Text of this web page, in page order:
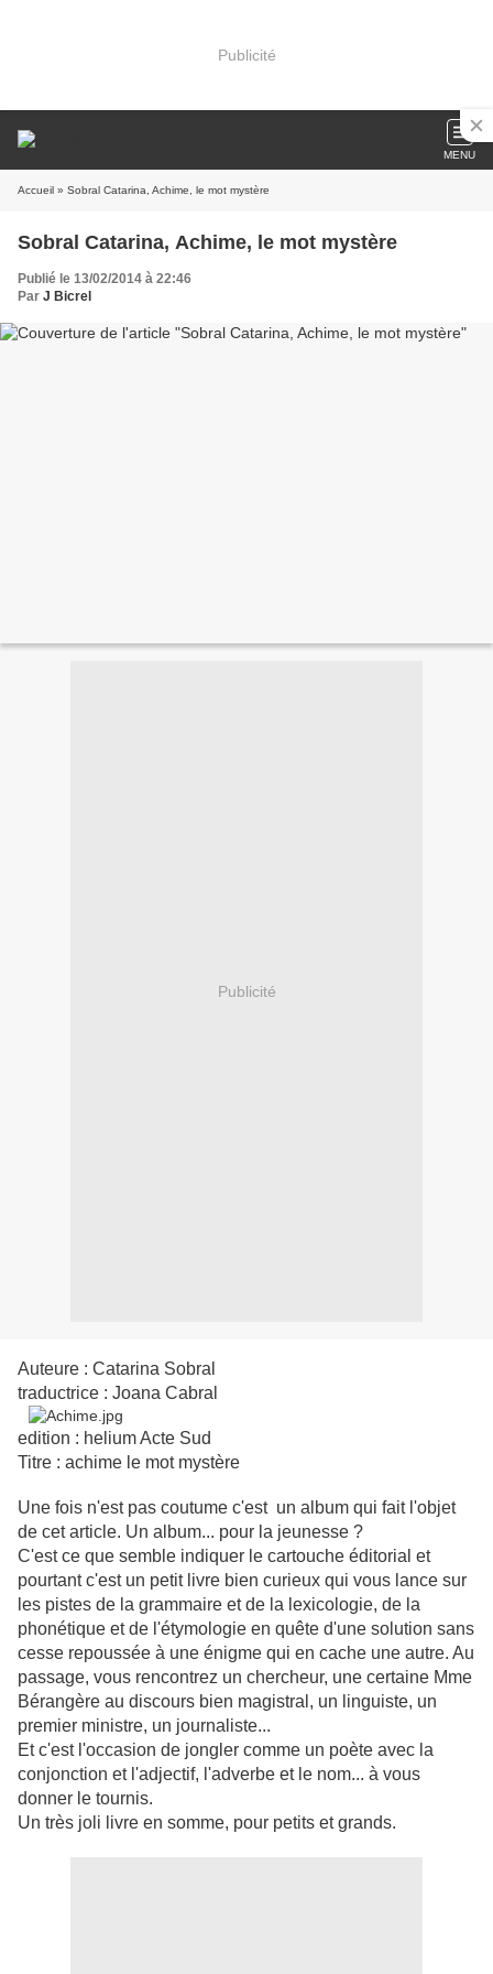
Publicité
MENU
Accueil » Sobral Catarina, Achime, le mot mystère
Sobral Catarina, Achime, le mot mystère
Publié le 13/02/2014 à 22:46
Par J Bicrel
Publicité
Auteure : Catarina Sobral
traductrice : Joana Cabral
edition : helium Acte Sud
Titre : achime le mot mystère
Une fois n'est pas coutume c'est un album qui fait l'objet
de cet article. Un album... pour la jeunesse ?
C'est ce que semble indiquer le cartouche éditorial et
pourtant c'est un petit livre bien curieux qui vous lance sur
les pistes de la grammaire et de la lexicologie, de la
phonétique et de l'étymologie en quête d'une solution sans
cesse repoussée à une énigme qui en cache une autre. Au
passage, vous rencontrez un chercheur, une certaine Mme
Bérangère au discours bien magistral, un linguiste, un
premier ministre, un journaliste...
Et c'est l'occasion de jongler comme un poète avec la
conjonction et l'adjectif, l'adverbe et le nom... à vous
donner le tournis.
Un très joli livre en somme, pour petits et grands.